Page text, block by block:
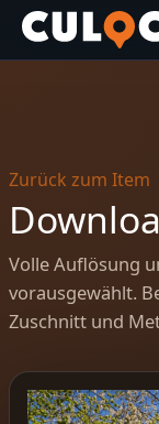
Zurück zum Item
Volle Auflösung
vorausgewählt.
Zuschnitt und